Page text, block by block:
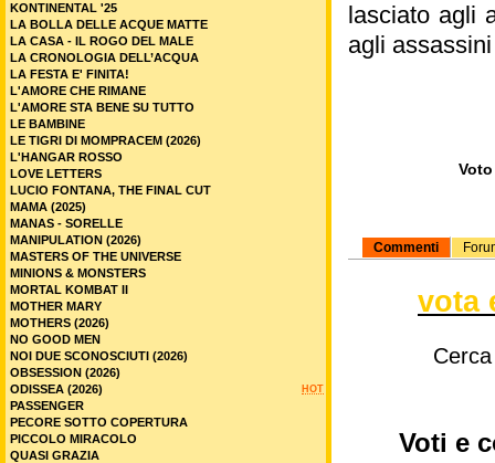
lasciato agli
agli
Commenti
vota
Voti e
KONTINENTAL '25
LA BOLLA DELLE ACQUE MATTE
LA CASA - IL ROGO DEL MALE
LA CRONOLOGIA DELL’ACQUA
LA FESTA E' FINITA!
L'AMORE CHE RIMANE
L'AMORE STA BENE SU TUTTO
LE BAMBINE
LE TIGRI DI MOMPRACEM (2026)
L'HANGAR ROSSO
LOVE LETTERS
LUCIO FONTANA, THE FINAL CUT
MAMA (2025)
MANAS - SORELLE
MANIPULATION (2026)
MASTERS OF THE UNIVERSE
MINIONS & MONSTERS
MORTAL KOMBAT II
MOTHER MARY
MOTHERS (2026)
NO GOOD MEN
NOI DUE SCONOSCIUTI (2026)
OBSESSION (2026)
HOT
ODISSEA (2026)
PASSENGER
PECORE SOTTO COPERTURA
PICCOLO MIRACOLO
QUASI GRAZIA